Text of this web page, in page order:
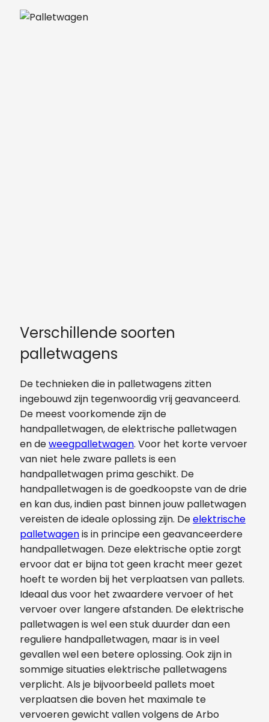
Verschillende soorten
palletwagens
De technieken die in palletwagens zitten
ingebouwd zijn tegenwoordig vrij geavanceerd.
De meest voorkomende zijn de
handpalletwagen, de elektrische palletwagen
en deweegpalletwagen. Voor het korte vervoer
van niet hele zware pallets is een
handpalletwagen prima geschikt. De
handpalletwagen is de goedkoopste van de drie
en kan dus, indien past binnen jouw palletwagen
vereisten de ideale oplossing zijn. Deelektrische
palletwagenis in principe een geavanceerdere
handpalletwagen. Deze elektrische optie zorgt
ervoor dat er bijna tot geen kracht meer gezet
hoeft te worden bij het verplaatsen van pallets.
Ideaal dus voor het zwaardere vervoer of het
vervoer over langere afstanden. De elektrische
palletwagen is wel een stuk duurder dan een
reguliere handpalletwagen, maar is in veel
gevallen wel een betere oplossing. Ook zijn in
sommige situaties elektrische palletwagens
verplicht. Als je bijvoorbeeld pallets moet
verplaatsen die boven het maximale te
vervoeren gewicht vallen volgens de Arbo